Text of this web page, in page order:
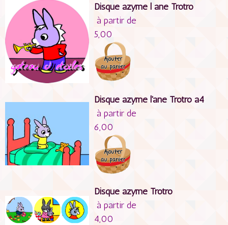
Disque azyme l ane Trotro
à partir de
5,00
Disque azyme l'ane Trotro a4
à partir de
6,00
Disque azyme Trotro
à partir de
4,00